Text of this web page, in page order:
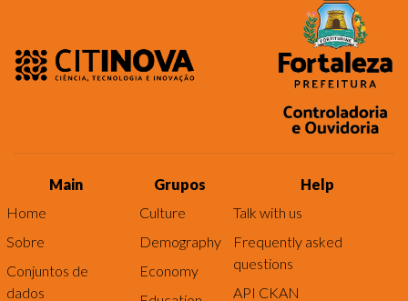
Main
Home
Sobre
Conjuntos de
dados
Grupos
Culture
Demography
Economy
Help
Talk with us
Frequently asked
questions
API CKAN